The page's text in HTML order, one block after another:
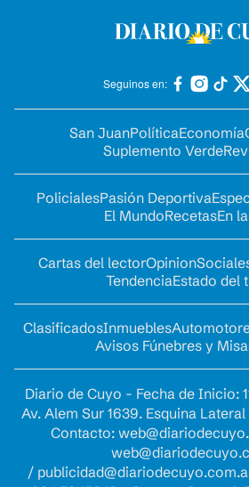
Seguinos en:
San JuanPolíticaEconomía
Suplemento Verde
PolicialesPasión Deportiva
El MundoRecetasEn
Cartas del lectorOpinion
TendenciaEstado del
ClasificadosInmuebles
Avisos Fúnebres y
Diario de Cuyo - Fecha de Inicio:
Av. Alem Sur 1639. Esquina
Contacto:
/